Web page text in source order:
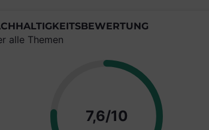
alle Themen
7,6/10 Punkte